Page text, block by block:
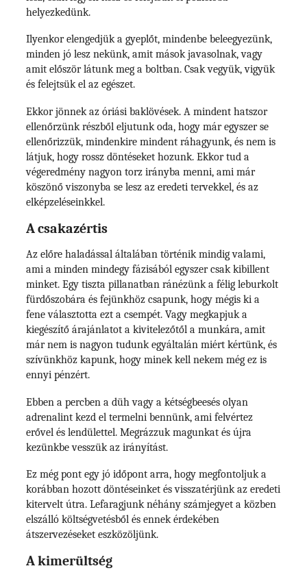
helyezkedünk.
Ilyenkor elengedjük a gyeplőt, mindenbe beleegyezünk,
minden jó lesz nekünk, amit mások javasolnak, vagy
amit először látunk meg a boltban. Csak vegyük, vigyük
és felejtsük el az egészet.
Ekkor jönnek az óriási baklövések. A mindent hatszor
ellenőrzünk részből eljutunk oda, hogy már egyszer se
ellenőrizzük, mindenkire mindent ráhagyunk, és nem is
látjuk, hogy rossz döntéseket hozunk. Ekkor tud a
végeredmény nagyon torz irányba menni, ami már
köszönő viszonyba se lesz az eredeti tervekkel, és az
elképzeléseinkkel.
A csakazértis
Az előre haladással általában történik mindig valami,
ami a minden mindegy fázisából egyszer csak kibillent
minket. Egy tiszta pillanatban ránézünk a félig leburkolt
fürdőszobára és fejünkhöz csapunk, hogy mégis ki a
fene választotta ezt a csempét. Vagy megkapjuk a
kiegészítő árajánlatot a kivitelezőtől a munkára, amit
már nem is nagyon tudunk egyáltalán miért kértünk, és
szívünkhöz kapunk, hogy minek kell nekem még ez is
ennyi pénzért.
Ebben a percben a düh vagy a kétségbeesés olyan
adrenalint kezd el termelni bennünk, ami felvértez
erővel és lendülettel. Megrázzuk magunkat és újra
kezünkbe vesszük az irányítást.
Ez még pont egy jó időpont arra, hogy megfontoljuk a
korábban hozott döntéseinket és visszatérjünk az eredeti
kitervelt útra. Lefaragjunk néhány számjegyet a közben
elszálló költségvetésből és ennek érdekében
átszervezéseket eszközöljünk.
A kimerültség